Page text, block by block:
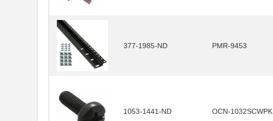
377-1985-ND PMR-9453
1053-1441-ND OCN-1032SCWPK